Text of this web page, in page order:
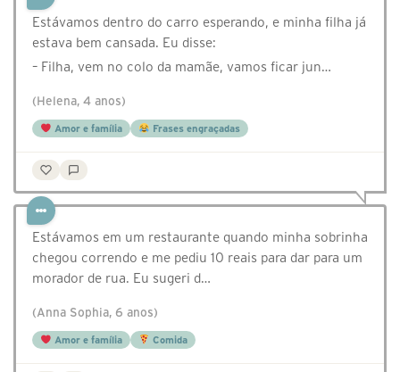
Estávamos dentro do carro esperando, e minha filha já
estava bem cansada. Eu disse:
– Filha, vem no colo da mamãe, vamos ficar jun…
(Helena, 4 anos)
Amor e família Frases engraçadas
Estávamos em um restaurante quando minha sobrinha
chegou correndo e me pediu 10 reais para dar para um
morador de rua. Eu sugeri d…
(Anna Sophia, 6 anos)
Amor e família Comida